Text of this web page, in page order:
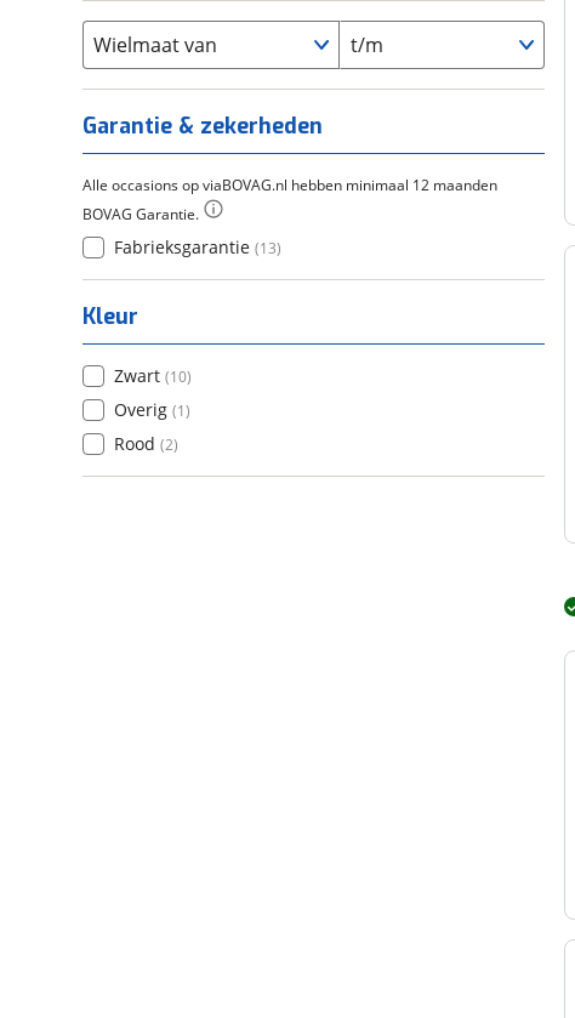
Overig ( 0)
Scandium
Staal (0 )
Tica
Wielmaat van t/m
Garantie & zekerheden
Alle occasions op viaBOVAG.nl hebben minimaal 12 maanden
BOVAG Garantie.
Fabrieksgarantie (13)
Kleur
Zwart (10)
Overig (1)
Rood (2)